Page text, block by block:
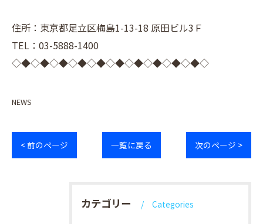
住所：東京都足立区梅島1-13-18 原田ビル3Ｆ
TEL：03-5888-1400
◇◆◇◆◇◆◇◆◇◆◇◆◇◆◇◆◇◆◇◆◇
NEWS
< 前のページ 一覧に戻る 次のページ >
カテゴリー Categories